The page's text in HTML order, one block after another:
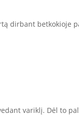
dirbant betkokioje
variklį. Dėl to